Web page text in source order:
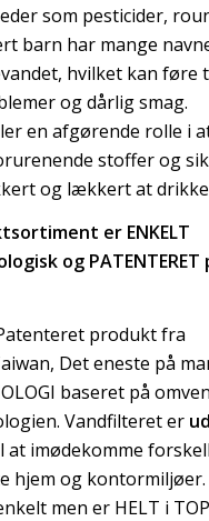
som pesticider,
barn har mange
hvilket kan føre
og dårlig smag.
en afgørende rolle i
stoffer og
og lækkert at
er ENKELT
og PATENTERET
produkt fra
Det eneste på
baseret på
Vandfilteret er
at imødekomme
hjem og kontormiljøer.
men er HELT i